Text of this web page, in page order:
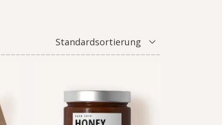
Standardsortierung